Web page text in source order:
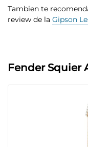
Tambien te
review de la Gipson
Fender Squier